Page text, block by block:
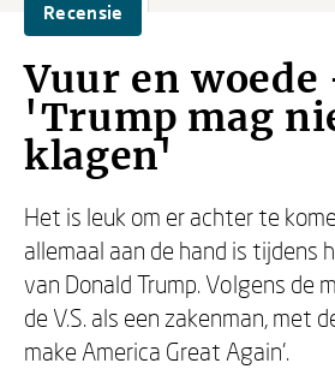
Recensie
Vuur en woede
'Trump mag
klagen'
Het is leuk om er achter te
allemaal aan de hand is tijdens
van Donald Trump. Volgens de
de V.S. als een zakenman, met
make America Great Again'.